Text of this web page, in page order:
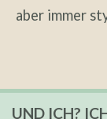
aber immer
UND ICH?